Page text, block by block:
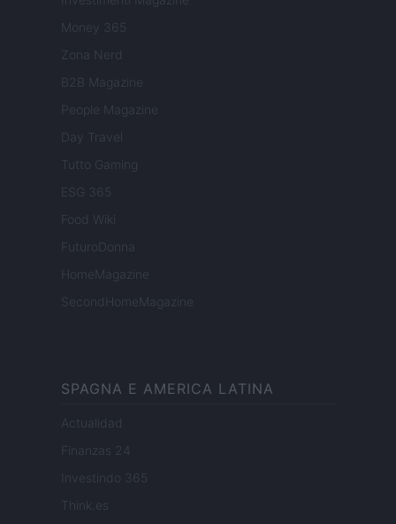
Money 365
Zona Nerd
B2B Magazine
People Magazine
Day Travel
Tutto Gaming
ESG 365
Food Wiki
FuturoDonna
HomeMagazine
SecondHomeMagazine
SPAGNA E AMERICA LATINA
Actualidad
Finanzas 24
Investindo 365
Think.es